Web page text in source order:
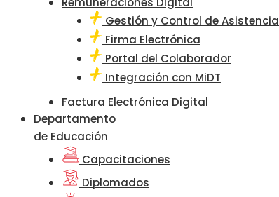
Gestión y Control de Asistencia
Firma Electrónica
Portal del Colaborador
Integración con MiDT
Factura Electrónica Digital
Departamento
de Educación
Capacitaciones
Diplomados